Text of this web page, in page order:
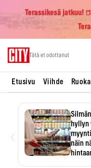
Terassikesä jatkuu!
Tätä et odottanut
Etusivu Viihde
hyllyn
näin